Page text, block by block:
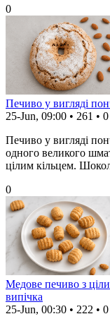
0
Печиво у вигляді
25-Jun, 09:00 • 261 • 0
Печиво у вигляді
одного великого
цілим кільцем.
0
Медове печиво з
випічка
25-Jun, 00:30 • 222 • 0